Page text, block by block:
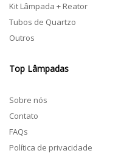
Kit Lâmpada + Reator
Tubos de Quartzo
Outros
Top Lâmpadas
Sobre nós
Contato
FAQs
Política de privacidade